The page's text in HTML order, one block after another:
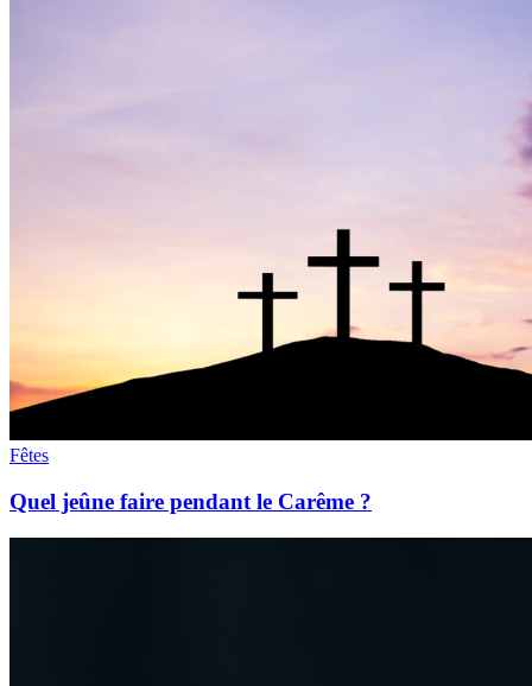
Fêtes
Quel jeûne faire pendant le Carême ?